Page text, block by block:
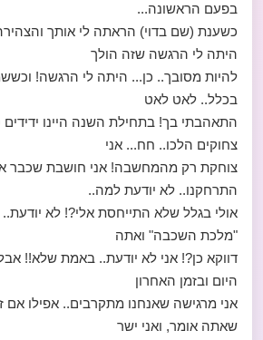
בפעם הראשונה...
כשענת (שם בדוי) הראתה לי אותך
היתה לי הרגשה שזה הולך
להיות מסובך.. כן... היתה לי הרגשה!
בכלל.. לאט לאט
התאהבתי בך! בתחילת השנה היינו ידידים
צחוקים הלכו.. חח... אני
צוחקת רק מהמחשבה! אני חושבת שכבר
התרחקנו.. לא יודעת למה..
אולי בגלל שלא התייחסת אלי?! לא יודעת..
"מלכת השכבה" ואתה
דווקא כן?! אני לא יודעת.. באמת שלא!!
היום ובזמן האחרון
אני מרגישה שאנחנו מתקרבים.. אפילו אם
שאתה אומר, ואני ישר